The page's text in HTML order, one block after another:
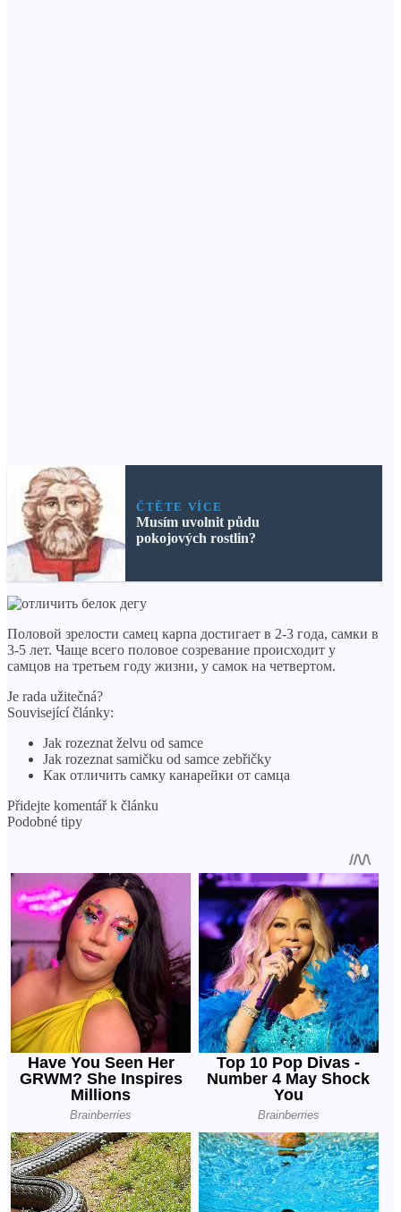
ČTĚTE VÍCE
Musím uvolnit půdu
pokojových rostlin?
Половой зрелости самец карпа достигает в 2-3 года, самки в
3-5 лет. Чаще всего половое созревание происходит у
самцов на третьем году жизни, у самок на четвертом.
Je rada užitečná?
Související články:
Jak rozeznat želvu od samce
Jak rozeznat samičku od samce zebřičky
Как отличить самку канарейки от самца
Přidejte komentář k článku
Podobné tipy